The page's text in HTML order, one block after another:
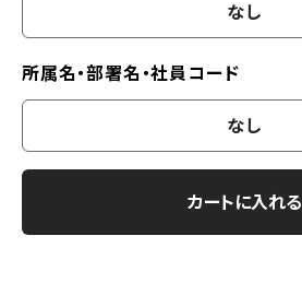
なし
所属名・部署名・社員コード
なし
カートに入れる